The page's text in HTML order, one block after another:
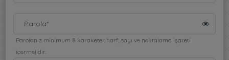
Parolanız minimum 8 karaketer harf, sayı ve noktalama işareti
içermelidir.